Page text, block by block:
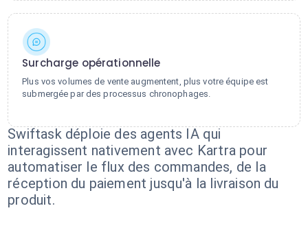
Surcharge opérationnelle
Plus vos volumes de vente augmentent, plus votre équipe est
submergée par des processus chronophages.
Swiftask déploie des agents IA qui
interagissent nativement avec Kartra pour
automatiser le flux des commandes, de la
réception du paiement jusqu'à la livraison du
produit.